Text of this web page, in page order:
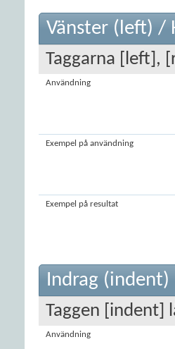
Vänster (left) /
Taggarna [left],
Användning
Exempel på användning
Exempel på resultat
Indrag (indent)
Taggen [indent]
Användning